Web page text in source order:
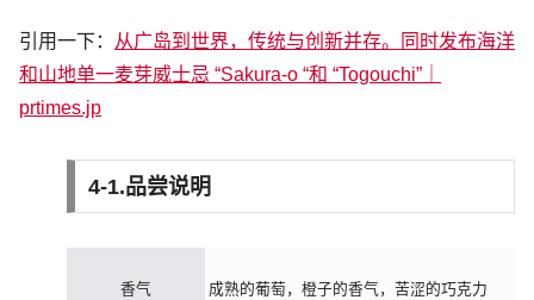
引用一下：
从广岛到世界，传统与创新并存。同时发布海洋
和山地单一麦芽威士忌 “Sakura-o “和 “Togouchi”｜
prtimes.jp
4-1.品尝说明
香气 成熟的葡萄，橙子的香气，苦涩的巧克力